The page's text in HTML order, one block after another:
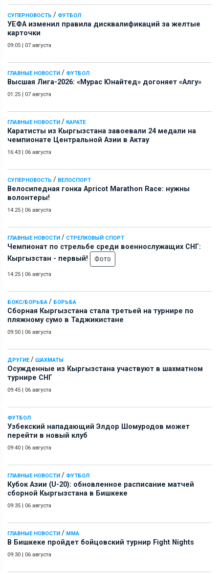
СУПЕРНОВОСТЬ / ФУТБОЛ
УЕФА изменил правила дисквалификаций за желтые
карточки
09:05 | 07 августа
ГЛАВНЫЕ НОВОСТИ / ФУТБОЛ
Высшая Лига-2026: «Мурас Юнайтед» догоняет «Алгу»
01:25 | 07 августа
ГЛАВНЫЕ НОВОСТИ / КАРАТЕ
Каратисты из Кыргызстана завоевали 24 медали на
чемпионате Центральной Азии в Актау
16:43 | 06 августа
СУПЕРНОВОСТЬ / ВЕЛОСПОРТ
Велосипедная гонка Apricot Marathon Race: нужны
волонтеры!
14:25 | 06 августа
ГЛАВНЫЕ НОВОСТИ / СТРЕЛКОВЫЙ СПОРТ
Чемпионат по стрельбе среди военнослужащих СНГ:
Кыргызстан - первый!
Фото
14:25 | 06 августа
БОКС/БОРЬБА / БОРЬБА
Сборная Кыргызстана стала третьей на турнире по
пляжному сумо в Таджикистане
09:50 | 06 августа
ДРУГИЕ/ ШАХМАТЫ
Осужденные из Кыргызстана участвуют в шахматном
турнире СНГ
09:45 | 06 августа
ФУТБОЛ
Узбекский нападающий Элдор Шомуродов может
перейти в новый клуб
09:40 | 06 августа
ГЛАВНЫЕ НОВОСТИ / ФУТБОЛ
Кубок Азии (U-20): обновленное расписание матчей
сборной Кыргызстана в Бишкеке
09:35 | 06 августа
ГЛАВНЫЕ НОВОСТИ / ММА
В Бишкеке пройдет бойцовский турнир Fight Nights
09:30 | 06 августа